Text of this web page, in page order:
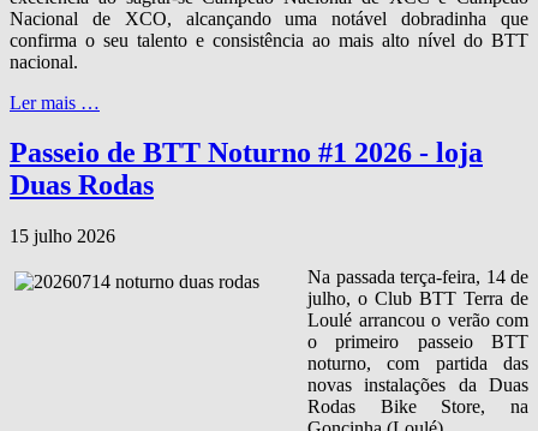
Nacional de XCO, alcançando uma notável dobradinha que
confirma o seu talento e consistência ao mais alto nível do BTT
nacional.
Ler mais …
Passeio de BTT Noturno #1 2026 - loja
Duas Rodas
15 julho 2026
Na passada terça‑feira, 14 de
julho, o Club BTT Terra de
Loulé arrancou o verão com
o primeiro passeio BTT
noturno, com partida das
novas instalações da Duas
Rodas Bike Store, na